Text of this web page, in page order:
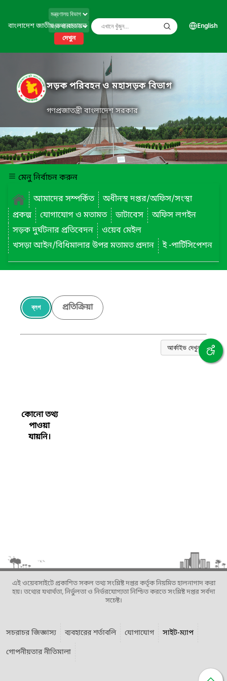
বাংলাদেশ জাতীয় তথ্য বাতায়ন
দেখুন
English
সড়ক পরিবহন ও মহাসড়ক বিভাগ
গণপ্রজাতন্ত্রী বাংলাদেশ সরকার
মেনু নির্বাচন করুন
আমাদের সম্পর্কিত
অধীনস্থ দপ্তর/অফিস/সংস্থা
প্রকল্প
যোগাযোগ ও মতামত ডাটাবেস
অফিস লগইন
সড়ক দুর্ঘটনার প্রতিবেদন
ওয়েব মেইল
খসড়া আইন/বিধিমালার উপর মতামত প্রদান
ই -পার্টিসিপেশন
ব্লগ প্রতিক্রিয়া
আর্কাইভ দেখুন
কোনো তথ্য
পাওয়া
যায়নি।
এই ওয়েবসাইটে প্রকাশিত সকল তথ্য সংশ্লিষ্ট দপ্তর কর্তৃক নিয়মিত হালনাগাদ করা
হয়। তথ্যের যথার্থতা, নির্ভুলতা ও নির্ভরযোগ্যতা নিশ্চিত করতে সংশ্লিষ্ট দপ্তর সর্বদা
সচেষ্ট।
সচরাচর জিজ্ঞাস্য ব্যবহারের শর্তাবলি যোগাযোগ
সাইট-ম্যাপ
গোপনীয়তার নীতিমালা